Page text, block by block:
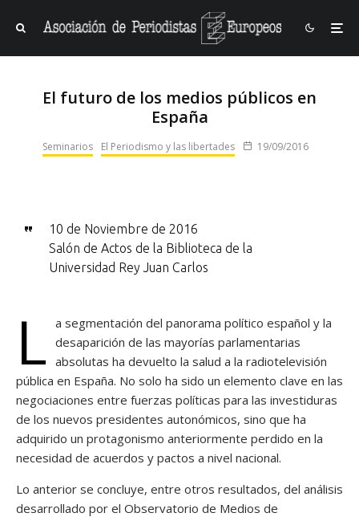
El futuro de los medios públicos en
España
Seminarios El Periodismo y las libertades 19/09/2016
10 de Noviembre de 2016
Salón de Actos de la Biblioteca de la
Universidad Rey Juan Carlos
L a segmentación del panorama político español y la
desaparición de las mayorías parlamentarias
absolutas ha devuelto la salud a la radiotelevisión
pública en España. No solo ha sido un elemento clave en las
negociaciones entre fuerzas políticas para las investiduras
de los nuevos presidentes autonómicos, sino que ha
adquirido un protagonismo anteriormente perdido en la
necesidad de acuerdos y pactos a nivel nacional.
Lo anterior se concluye, entre otros resultados, del análisis
desarrollado por el Observatorio de Medios de